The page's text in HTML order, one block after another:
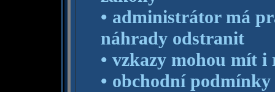
• administrátor má
náhrady odstranit
• vzkazy mohou mít
• obchodní